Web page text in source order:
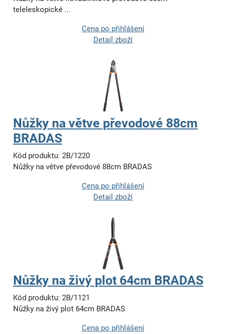
teleleskopické ...
Cena po přihlášení
Detail zboží
Nůžky na větve převodové 88cm
BRADAS
Kód produktu: 2B/1220
Nůžky na větve převodové 88cm BRADAS
Cena po přihlášení
Detail zboží
Nůžky na živý plot 64cm BRADAS
Kód produktu: 2B/1121
Nůžky na živý plot 64cm BRADAS
Cena po přihlášení